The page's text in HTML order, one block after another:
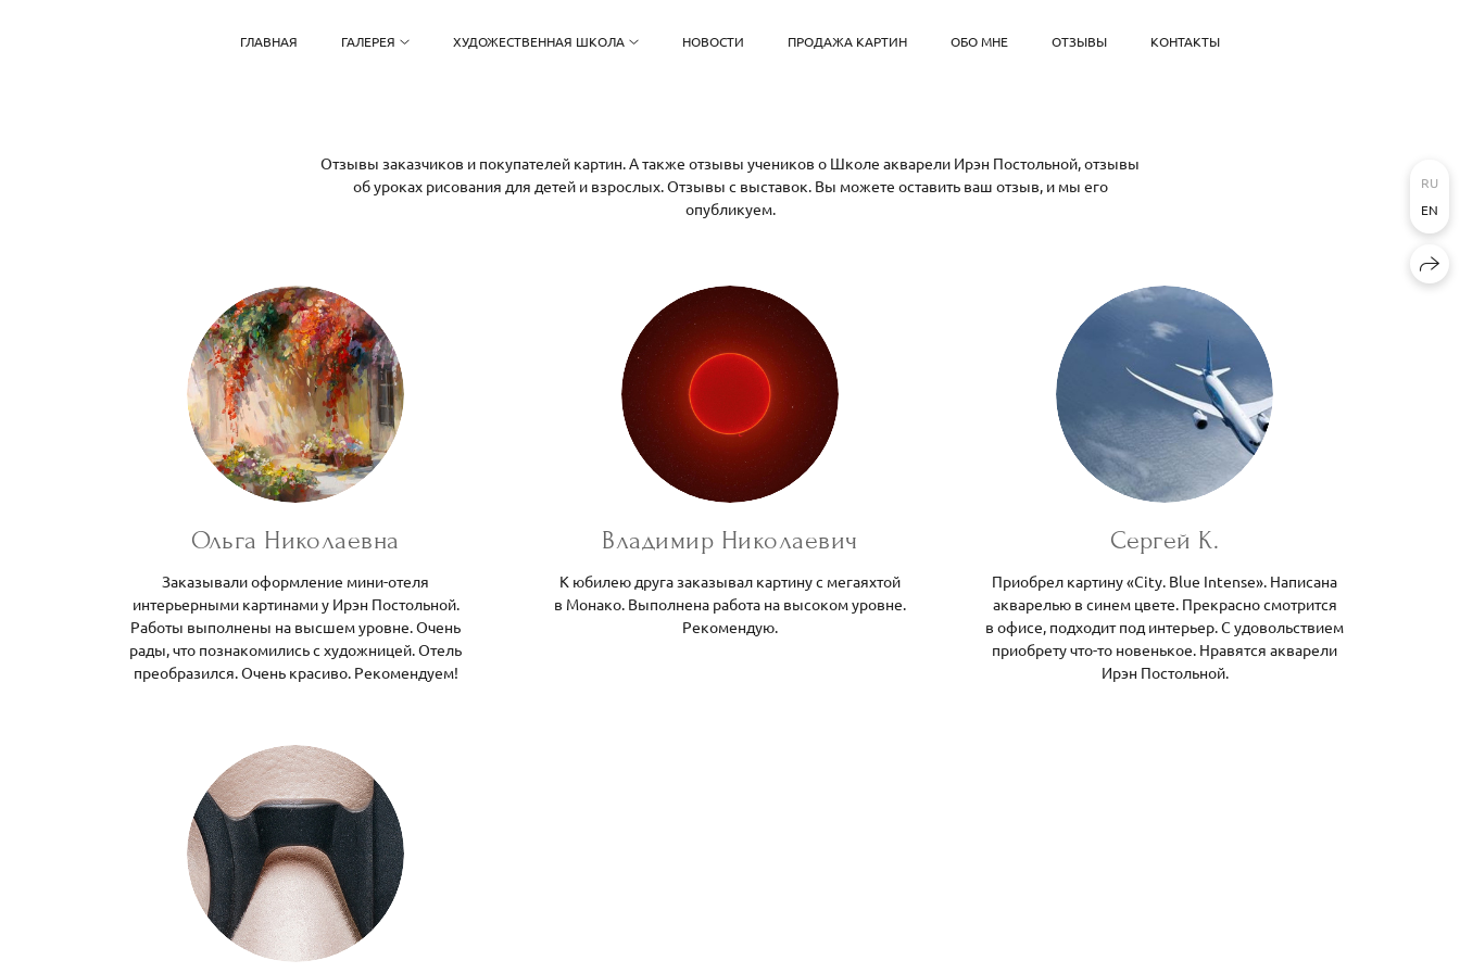
ГЛАВНАЯ ГАЛЕРЕЯ ХУДОЖЕСТВЕННАЯ ШКОЛА НОВОСТИ ПРОДАЖА КАРТИН ОБО МНЕ ОТЗЫВЫ КОНТАКТЫ
Отзывы заказчиков и покупателей картин. А также отзывы учеников о Школе акварели Ирэн Постольной, отзывы
об уроках рисования для детей и взрослых. Отзывы с выставок. Вы можете оставить ваш отзыв, и мы его
опубликуем.
Ольга Николаевна
Заказывали оформление мини-отеля
интерьерными картинами у Ирэн Постольной.
Работы выполнены на высшем уровне. Очень
рады, что познакомились с художницей. Отель
преобразился. Очень красиво. Рекомендуем!
Владимир Николаевич
К юбилею друга заказывал картину с мегаяхтой
в Монако. Выполнена работа на высоком уровне.
Рекомендую.
Сергей К.
Приобрел картину «City. Blue Intense». Написана
акварелью в синем цвете. Прекрасно смотрится
в офисе, подходит под интерьер. С удовольствием
приобрету что-то новенькое. Нравятся акварели
Ирэн Постольной.
RU
EN